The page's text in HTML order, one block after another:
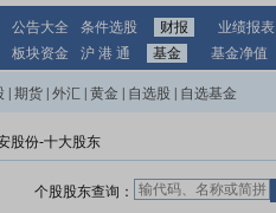
公告大全 条件选股 财报 业绩报表
板块资金 沪 港 通 基金 基金净值
期货 外汇 黄金 自选股 自选基金
股份-十大股东
个股股东查询：